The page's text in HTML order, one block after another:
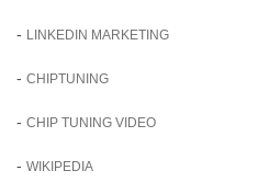
- LINKEDIN MARKETING
- CHIPTUNING
- CHIP TUNING VIDEO
- WIKIPEDIA